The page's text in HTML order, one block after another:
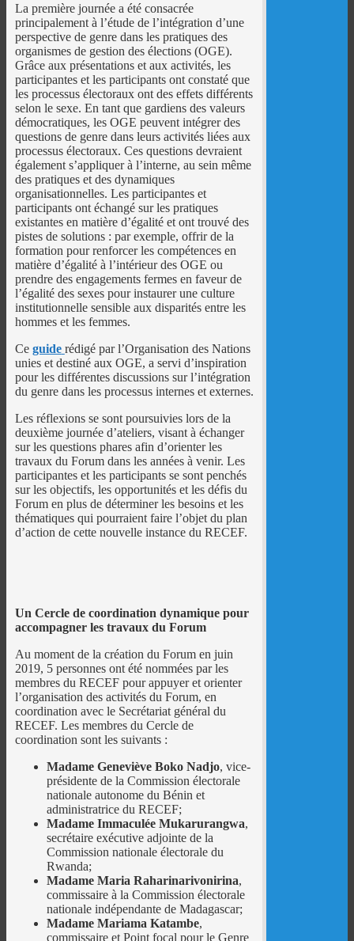
La première journée a été consacrée
principalement à l’étude de l’intégration d’une
perspective de genre dans les pratiques des
organismes de gestion des élections (OGE).
Grâce aux présentations et aux activités, les
participantes et les participants ont constaté que
les processus électoraux ont des effets différents
selon le sexe. En tant que gardiens des valeurs
démocratiques, les OGE peuvent intégrer des
questions de genre dans leurs activités liées aux
processus électoraux. Ces questions devraient
également s’appliquer à l’interne, au sein même
des pratiques et des dynamiques
organisationnelles. Les participantes et
participants ont échangé sur les pratiques
existantes en matière d’égalité et ont trouvé des
pistes de solutions : par exemple, offrir de la
formation pour renforcer les compétences en
matière d’égalité à l’intérieur des OGE ou
prendre des engagements fermes en faveur de
l’égalité des sexes pour instaurer une culture
institutionnelle sensible aux disparités entre les
hommes et les femmes.
Ce guide rédigé par l’Organisation des Nations
unies et destiné aux OGE, a servi d’inspiration
pour les différentes discussions sur l’intégration
du genre dans les processus internes et externes.
Les réflexions se sont poursuivies lors de la
deuxième journée d’ateliers, visant à échanger
sur les questions phares afin d’orienter les
travaux du Forum dans les années à venir. Les
participantes et les participants se sont penchés
sur les objectifs, les opportunités et les défis du
Forum en plus de déterminer les besoins et les
thématiques qui pourraient faire l’objet du plan
d’action de cette nouvelle instance du RECEF.
Un Cercle de coordination dynamique pour
accompagner les travaux du Forum
Au moment de la création du Forum en juin
2019, 5 personnes ont été nommées par les
membres du RECEF pour appuyer et orienter
l’organisation des activités du Forum, en
coordination avec le Secrétariat général du
RECEF. Les membres du Cercle de
coordination sont les suivants :
Madame Geneviève Boko Nadjo, vice-
présidente de la Commission électorale
nationale autonome du Bénin et
administratrice du RECEF;
Madame Immaculée Mukarurangwa,
secrétaire exécutive adjointe de la
Commission nationale électorale du
Rwanda;
Madame Maria Raharinarivonirina,
commissaire à la Commission électorale
nationale indépendante de Madagascar;
Madame Mariama Katambe,
commissaire et Point focal pour le Genre